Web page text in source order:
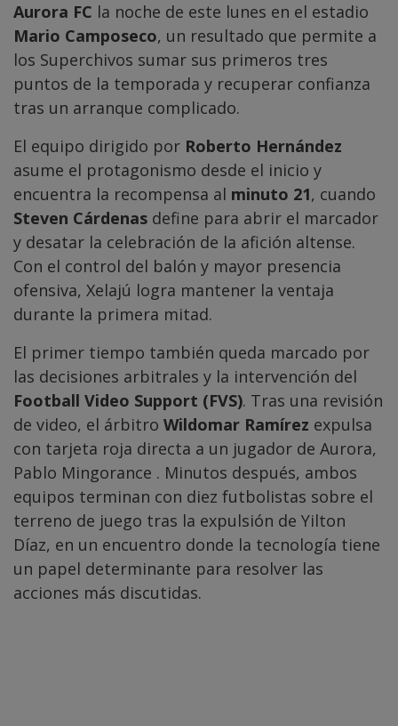
Aurora FC la noche de este lunes en el estadio
Mario Camposeco, un resultado que permite a
los Superchivos sumar sus primeros tres
puntos de la temporada y recuperar confianza
tras un arranque complicado.
El equipo dirigido por Roberto Hernández
asume el protagonismo desde el inicio y
encuentra la recompensa al minuto 21, cuando
Steven Cárdenas define para abrir el marcador
y desatar la celebración de la afición altense.
Con el control del balón y mayor presencia
ofensiva, Xelajú logra mantener la ventaja
durante la primera mitad.
El primer tiempo también queda marcado por
las decisiones arbitrales y la intervención del
Football Video Support (FVS). Tras una revisión
de video, el árbitro Wildomar Ramírez expulsa
con tarjeta roja directa a un jugador de Aurora,
Pablo Mingorance . Minutos después, ambos
equipos terminan con diez futbolistas sobre el
terreno de juego tras la expulsión de Yilton
Díaz, en un encuentro donde la tecnología tiene
un papel determinante para resolver las
acciones más discutidas.